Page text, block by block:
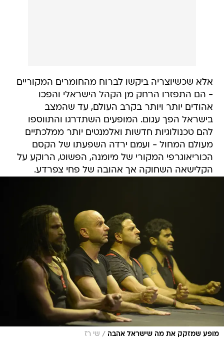
אלא שכשיוצריה ביקשו לברוח מהחומרים המקוריים
- הם התפזרו הרחק מן הקהל הישראלי והפכו
אהודים יותר ויותר בקרב העולם, עד שהמצב
בישראל הפך עגום. המופעים השתדרגו והתווספו
להם טכנולוגיות חדשות ואלמנטים יותר ממלכתיים
מעולם המחול - ועמם ירדה השפעתו של הקסם
הכוריאוגרפי המקורי של מיומנה, הפשוט, הרוקע על
הקלישאה השחוקה אך אהובה של פחי צפרדע.
מופע שמזקק את מה שישראל אהבה / שי רז